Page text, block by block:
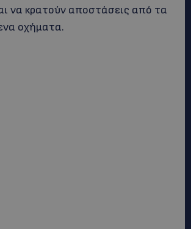
να κρατούν αποστάσεις από τα
οχήματα.